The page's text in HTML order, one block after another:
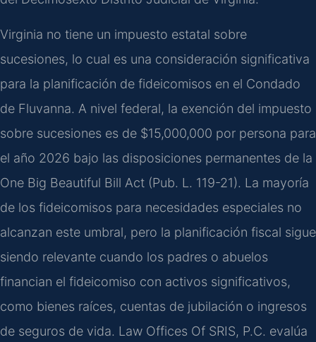
Virginia no tiene un impuesto estatal sobre
sucesiones, lo cual es una consideración significativa
para la planificación de fideicomisos en el Condado
de Fluvanna. A nivel federal, la exención del impuesto
sobre sucesiones es de $15,000,000 por persona para
el año 2026 bajo las disposiciones permanentes de la
One Big Beautiful Bill Act (Pub. L. 119-21). La mayoría
de los fideicomisos para necesidades especiales no
alcanzan este umbral, pero la planificación fiscal sigue
siendo relevante cuando los padres o abuelos
financian el fideicomiso con activos significativos,
como bienes raíces, cuentas de jubilación o ingresos
de seguros de vida. Law Offices Of SRIS, P.C. evalúa